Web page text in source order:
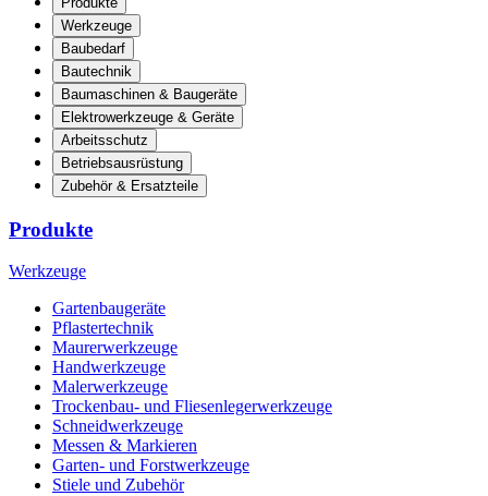
Werkzeuge
Baubedarf
Bautechnik
Baumaschinen & Baugeräte
Elektrowerkzeuge & Geräte
Arbeitsschutz
Betriebsausrüstung
Zubehör & Ersatzteile
Produkte
Werkzeuge
Gartenbaugeräte
Pflastertechnik
Maurerwerkzeuge
Handwerkzeuge
Malerwerkzeuge
Trockenbau- und Fliesenlegerwerkzeuge
Schneidwerkzeuge
Messen & Markieren
Garten- und Forstwerkzeuge
Stiele und Zubehör